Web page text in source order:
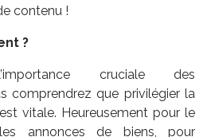
contenu !
?
cruciale des
comprendrez que privilégier la
vitale. Heureusement pour le
annonces de biens, pour